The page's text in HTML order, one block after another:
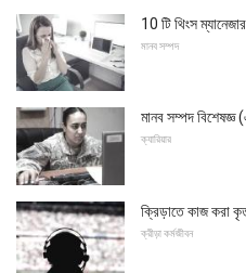
10 টি থিংস
মানব সম্পদ
মানব সম্পদ
ক্যারিয়ার
ক্রিড়াতে কাজ করা
ক্রীড়া কর্মজীবন